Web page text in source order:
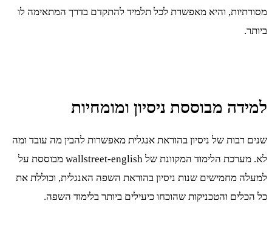
מסורתיות, והיא מאפשרת לכל תלמיד להתקדם בדרך המתאימה לו
ביותר.
למידה מבוססת ניסיון ומומחיות
שנים רבות של ניסיון בהוראת אנגלית מאפשרות להבין מה עובד ומה
לא. מערכת הלימוד המקוונת של wallstreet-english מבוססת על
למעלה מחמישים שנות ניסיון בהוראת השפה האנגלית, וכוללת את
כל הכלים והטכניקות שהוכחו כיעילים ביותר בלימוד השפה.